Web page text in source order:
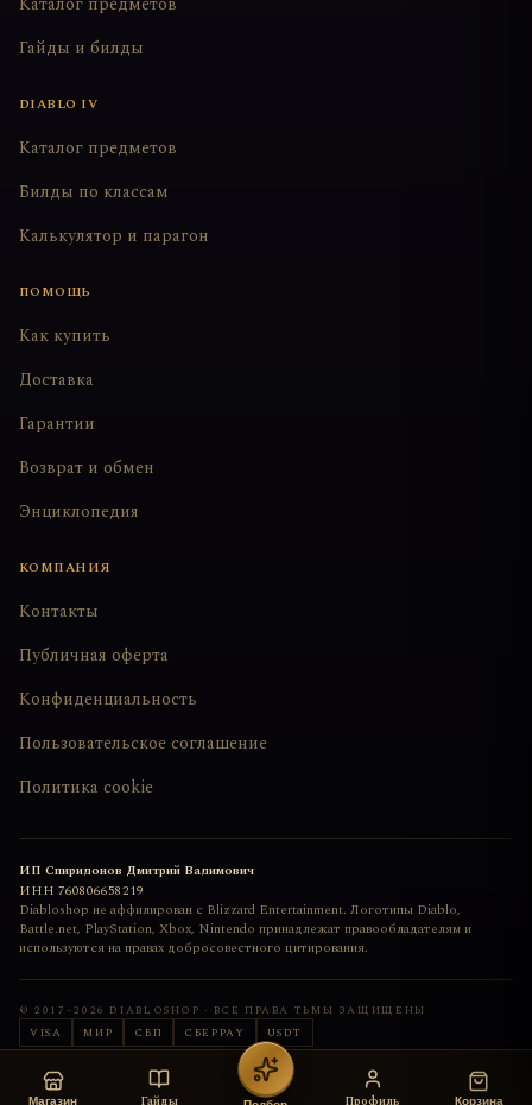
Гайды и билды
DIABLO IV
Каталог предметов
Билды по классам
Калькулятор и парагон
ПОМОЩЬ
Как купить
Доставка
Гарантии
Возврат и обмен
Энциклопедия
КОМПАНИЯ
Контакты
Публичная оферта
Конфиденциальность
Пользовательское соглашение
Политика cookie
ИП Спиридонов Дмитрий Вадимович
ИНН 760806658219
Diabloshop не аффилирован с Blizzard Entertainment. Логотипы Diablo,
Battle.net, PlayStation, Xbox, Nintendo принадлежат правообладателям и
используются на правах добросовестного цитирования.
© 2017–2026 DIABLOSHOP · ВСЕ ПРАВА ТЬМЫ ЗАЩИЩЕНЫ
VISA
МИР СБП СБЕРPAY USDT
Сайт сделан с любовью deemkend
Магазин Гайды Профиль Корзина